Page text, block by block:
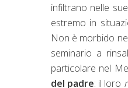
infiltrano nelle
estremo in
Non è morbido
seminario a
particolare nel
del padre: il loro